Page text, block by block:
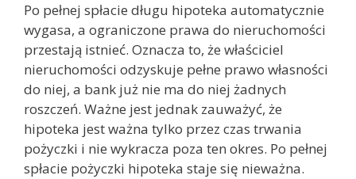
Po pełnej spłacie długu hipoteka automatycznie
wygasa, a ograniczone prawa do nieruchomości
przestają istnieć. Oznacza to, że właściciel
nieruchomości odzyskuje pełne prawo własności
do niej, a bank już nie ma do niej żadnych
roszczeń. Ważne jest jednak zauważyć, że
hipoteka jest ważna tylko przez czas trwania
pożyczki i nie wykracza poza ten okres. Po pełnej
spłacie pożyczki hipoteka staje się nieważna.